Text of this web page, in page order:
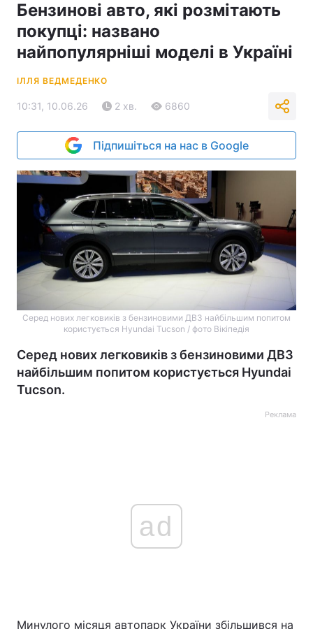
Бензинові авто, які розмітають
покупці: названо
найпопулярніші моделі в Україні
ІЛЛЯ ВЕДМЕДЕНКО
10:31, 10.06.26 2 хв. 6860
Підпишіться на нас в Google
Серед нових легковиків з бензиновими ДВЗ найбільшим попитом
користується Hyundai Tucson / фото Вікіпедія
Серед нових легковиків з бензиновими ДВЗ
найбільшим попитом користується Hyundai
Tucson.
Реклама
ad
Минулого місяця автопарк України збільшився на